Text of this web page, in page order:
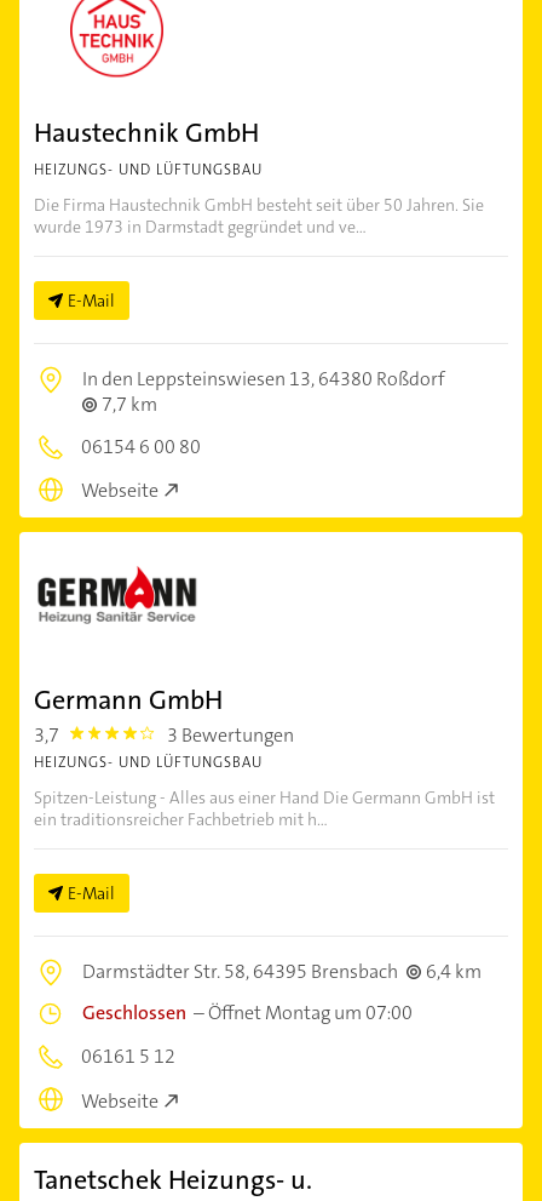
Haustechnik GmbH
HEIZUNGS- UND LÜFTUNGSBAU
Die Firma Haustechnik GmbH besteht seit über 50 Jahren. Sie
wurde 1973 in Darmstadt gegründet und ve...
E-Mail
In den Leppsteinswiesen 13,64380 Roßdorf
7,7 km
06154 6 00 80
Webseite
Germann GmbH
3,7 3.7 3 Bewertungen
HEIZUNGS- UND LÜFTUNGSBAU
Spitzen-Leistung - Alles aus einer Hand Die Germann GmbH ist
ein traditionsreicher Fachbetrieb mit h...
E-Mail
Darmstädter Str. 58,64395 Brensbach
6,4 km
Geschlossen –Öffnet Montag um 07:00
06161 5 12
Webseite
Tanetschek Heizungs- u.